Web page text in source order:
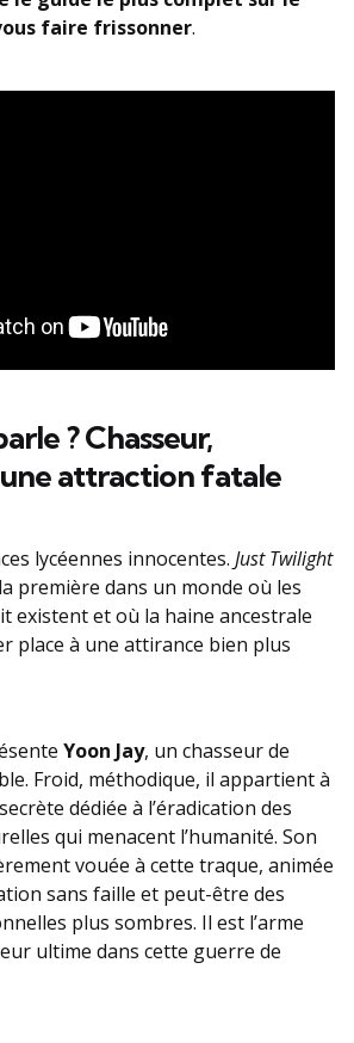
faire frissonner.
? Chasseur,
attraction fatale
lycéennes innocentes. Just Twilight
première dans un monde où les
existent et où la haine ancestrale
place à une attirance bien plus
Yoon Jay, un chasseur de
Froid, méthodique, il appartient à
dédiée à l’éradication des
qui menacent l’humanité. Son
vouée à cette traque, animée
sans faille et peut-être des
plus sombres. Il est l’arme
ultime dans cette guerre de